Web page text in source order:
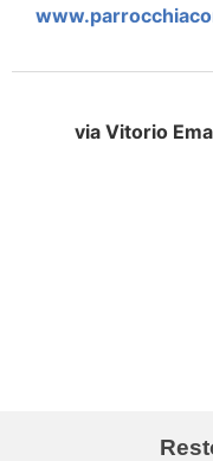
via Vitorio